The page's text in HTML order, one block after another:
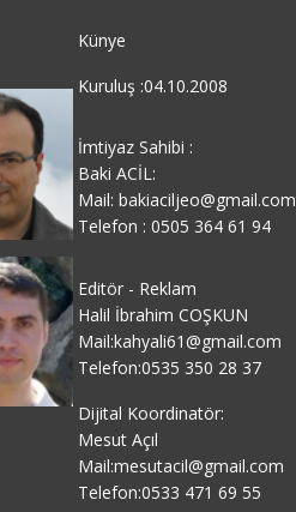
Künye
Kuruluş :04.10.2008
İmtiyaz Sahibi :
Baki ACİL:
Mail: bakiaciljeo@gmail.com
Telefon : 0505 364 61 94
Editör - Reklam
Halil İbrahim COŞKUN
Mail:kahyali61@gmail.com
Telefon:0535 350 28 37
Dijital Koordinatör:
Mesut Açıl
Mail:mesutacil@gmail.com
Telefon:0533 471 69 55